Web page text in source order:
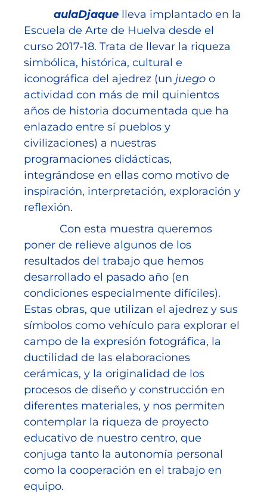
aulaDjaque lleva implantado en la
Escuela de Arte de Huelva desde el
curso 2017-18. Trata de llevar la riqueza
simbólica, histórica, cultural e
iconográfica del ajedrez (un juego o
actividad con más de mil quinientos
años de historia documentada que ha
enlazado entre sí pueblos y
civilizaciones) a nuestras
programaciones didácticas,
integrándose en ellas como motivo de
inspiración, interpretación, exploración y
reflexión.
Con esta muestra queremos
poner de relieve algunos de los
resultados del trabajo que hemos
desarrollado el pasado año (en
condiciones especialmente difíciles).
Estas obras, que utilizan el ajedrez y sus
símbolos como vehículo para explorar el
campo de la expresión fotográfica, la
ductilidad de las elaboraciones
cerámicas, y la originalidad de los
procesos de diseño y construcción en
diferentes materiales, y nos permiten
contemplar la riqueza de proyecto
educativo de nuestro centro, que
conjuga tanto la autonomía personal
como la cooperación en el trabajo en
equipo.